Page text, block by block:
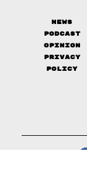
News
Podcast
Opinion
Privacy
Policy